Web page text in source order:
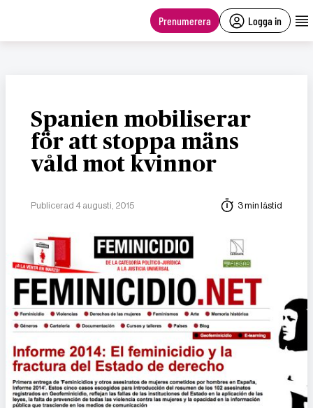
Prenumerera Logga in
Spanien mobiliserar
för att stoppa mäns
våld mot kvinnor
Publicerad 4 augusti, 2015 3 min lästid